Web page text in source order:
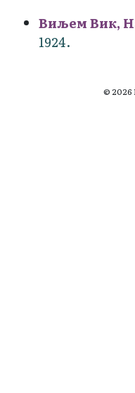
Виљем Вик,
1924.
© 2026